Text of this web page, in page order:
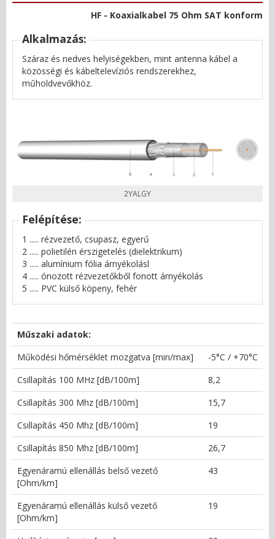
HF - Koaxialkabel 75 Ohm SAT konform
Alkalmazás:
Száraz és nedves helyiségekben, mint antenna kábel a
közösségi és kábeltelevíziós rendszerekhez,
műholdvevőkhöz.
2YALGY
Felépítése:
1 ..... rézvezető, csupasz, egyerű
2 ..... polietilén érszigetelés (dielektrikum)
3 ..... alumínium fólia árnyékolásl
4 ..... ónozott rézvezetőkből fonott árnyékolás
5 ..... PVC külső köpeny, fehér
Műszaki adatok:
Működési hőmérséklet mozgatva [min/max]
-5°C / +70°C
Csillapítás 100 MHz [dB/100m]
8,2
Csillapítás 300 Mhz [dB/100m]
15,7
Csillapítás 450 Mhz [dB/100m]
19
Csillapítás 850 Mhz [dB/100m]
26,7
Egyenáramú ellenállás belső vezető
[Ohm/km]
43
Egyenáramú ellenállás külső vezető
[Ohm/km]
19